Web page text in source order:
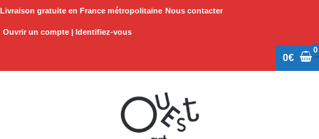
Aller
Livraison gratuite en France métropolitaine Nous contacter
Ouvrir un compte | Identifiez-vous
0€